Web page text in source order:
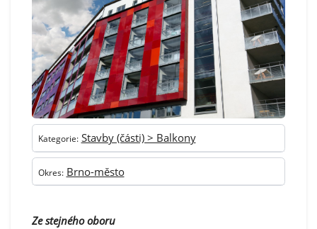
Kategorie: Stavby (části) > Balkony
Okres: Brno-město
Ze stejného oboru